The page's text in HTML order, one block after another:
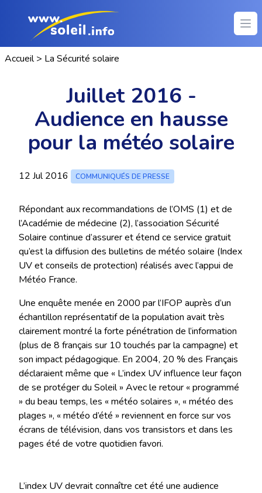
Accueil > La Sécurité solaire
Juillet 2016 -
Audience en hausse
pour la météo solaire
12 Jul 2016 COMMUNIQUÉS DE PRESSE
Répondant aux recommandations de l’OMS (1) et de
l’Académie de médecine (2), l’association Sécurité
Solaire continue d’assurer et étend ce service gratuit
qu’est la diffusion des bulletins de météo solaire (Index
UV et conseils de protection) réalisés avec l’appui de
Météo France.
Une enquête menée en 2000 par l’IFOP auprès d’un
échantillon représentatif de la population avait très
clairement montré la forte pénétration de l’information
(plus de 8 français sur 10 touchés par la campagne) et
son impact pédagogique. En 2004, 20 % des Français
déclaraient même que « L’index UV influence leur façon
de se protéger du Soleil » Avec le retour « programmé
» du beau temps, les « météo solaires », « météo des
plages », « météo d’été » reviennent en force sur vos
écrans de télévision, dans vos transistors et dans les
pages été de votre quotidien favori.
L’index UV devrait connaître cet été une audience